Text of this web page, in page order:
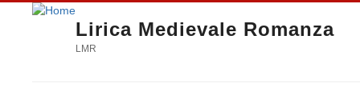
Lirica Medievale Romanza
LMR